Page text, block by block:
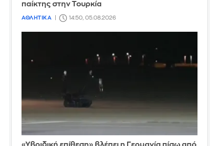
παίκτης στην Τουρκία
ΑΘΛΗΤΙΚΑ 14:50, 05.08.2026